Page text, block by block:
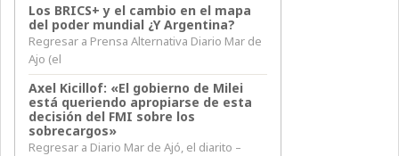
Los BRICS+ y el cambio en el mapa
del poder mundial ¿Y Argentina?
Regresar a Prensa Alternativa Diario Mar de
Ajo (el
Axel Kicillof: «El gobierno de Milei
está queriendo apropiarse de esta
decisión del FMI sobre los
sobrecargos»
Regresar a Diario Mar de Ajó, el diarito –